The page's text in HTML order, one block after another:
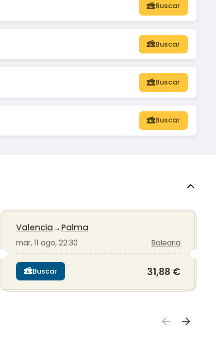
Buscar
Buscar
Buscar
Buscar
Valencia→Palma
mar, 11 ago, 22:30 Balearia
Buscar 31,88 €